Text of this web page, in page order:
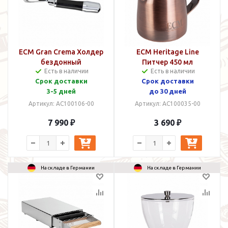
ECM Gran Crema Холдер
бездонный
Есть в наличии
Срок доставки
3-5 дней
Артикул: AC100106-00
7 990 ₽
ECM Heritage Line
Питчер 450 мл
Есть в наличии
Срок доставки
до 30 дней
Артикул: AC100035-00
3 690 ₽
На складе в Германии На складе в Германии